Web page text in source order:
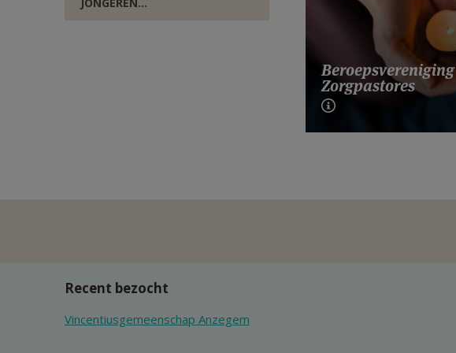
Beroepsvereniging
Zorgpastores
Recent bezocht
Vincentiusgemeenschap Anzegem